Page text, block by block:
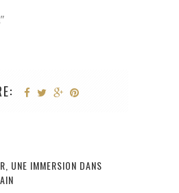
UNE IMMERSION DANS